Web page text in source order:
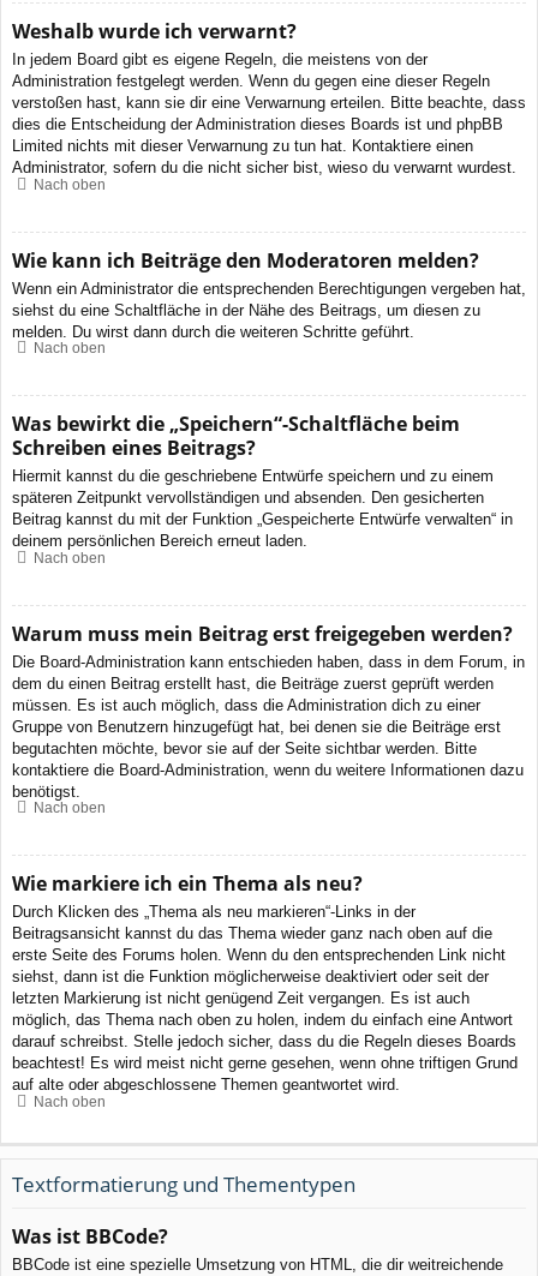
Weshalb wurde ich verwarnt?
In jedem Board gibt es eigene Regeln, die meistens von der
Administration festgelegt werden. Wenn du gegen eine dieser Regeln
verstoßen hast, kann sie dir eine Verwarnung erteilen. Bitte beachte, dass
dies die Entscheidung der Administration dieses Boards ist und phpBB
Limited nichts mit dieser Verwarnung zu tun hat. Kontaktiere einen
Administrator, sofern du die nicht sicher bist, wieso du verwarnt wurdest.
Nach oben
Wie kann ich Beiträge den Moderatoren melden?
Wenn ein Administrator die entsprechenden Berechtigungen vergeben hat,
siehst du eine Schaltfläche in der Nähe des Beitrags, um diesen zu
melden. Du wirst dann durch die weiteren Schritte geführt.
Nach oben
Was bewirkt die „Speichern“-Schaltfläche beim
Schreiben eines Beitrags?
Hiermit kannst du die geschriebene Entwürfe speichern und zu einem
späteren Zeitpunkt vervollständigen und absenden. Den gesicherten
Beitrag kannst du mit der Funktion „Gespeicherte Entwürfe verwalten“ in
deinem persönlichen Bereich erneut laden.
Nach oben
Warum muss mein Beitrag erst freigegeben werden?
Die Board-Administration kann entschieden haben, dass in dem Forum, in
dem du einen Beitrag erstellt hast, die Beiträge zuerst geprüft werden
müssen. Es ist auch möglich, dass die Administration dich zu einer
Gruppe von Benutzern hinzugefügt hat, bei denen sie die Beiträge erst
begutachten möchte, bevor sie auf der Seite sichtbar werden. Bitte
kontaktiere die Board-Administration, wenn du weitere Informationen dazu
benötigst.
Nach oben
Wie markiere ich ein Thema als neu?
Durch Klicken des „Thema als neu markieren“-Links in der
Beitragsansicht kannst du das Thema wieder ganz nach oben auf die
erste Seite des Forums holen. Wenn du den entsprechenden Link nicht
siehst, dann ist die Funktion möglicherweise deaktiviert oder seit der
letzten Markierung ist nicht genügend Zeit vergangen. Es ist auch
möglich, das Thema nach oben zu holen, indem du einfach eine Antwort
darauf schreibst. Stelle jedoch sicher, dass du die Regeln dieses Boards
beachtest! Es wird meist nicht gerne gesehen, wenn ohne triftigen Grund
auf alte oder abgeschlossene Themen geantwortet wird.
Nach oben
Textformatierung und Thementypen
Was ist BBCode?
BBCode ist eine spezielle Umsetzung von HTML, die dir weitreichende